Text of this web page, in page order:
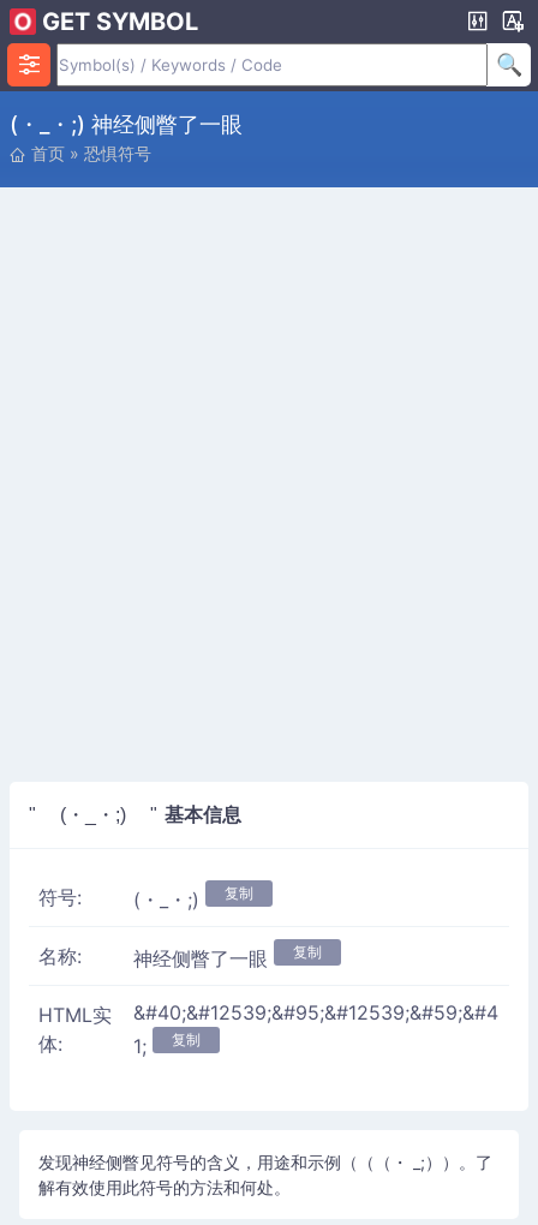
GET SYMBOL
(・_・;) 神经侧瞥了一眼
首页 » 恐惧符号
" (・_・;) " 基本信息
符号: (・_・;) 复制
名称: 神经侧瞥了一眼 复制
HTML实
体:
&#40;&#12539;&#95;&#12539;&#59;&#4
1;
复制
发现神经侧瞥见符号的含义，用途和示例（（（・ _;））。了
解有效使用此符号的方法和何处。